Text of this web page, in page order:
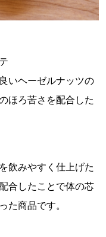
いヘーゼルナッツの
ほろ苦さを配合した
飲みやすく仕上げた
合したことで体の芯
た商品です。